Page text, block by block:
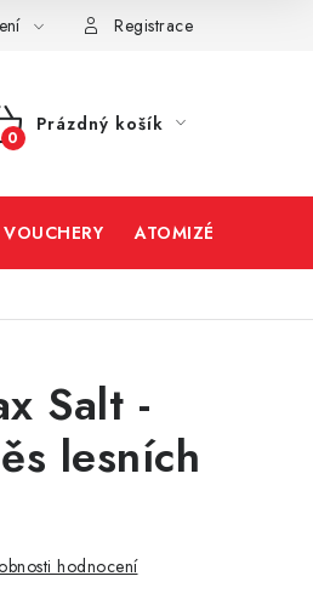
Registrace
Prázdný košík
ATOMIZÉRY A
Salt -
lesních
hodnocení